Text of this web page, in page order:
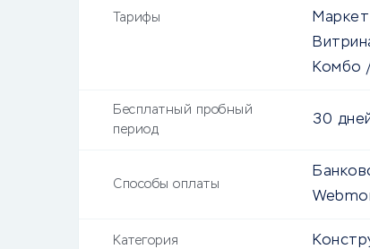
Тарифы
Маркет
Комбо /
Бесплатный пробный
период
30
Способы оплаты
Категория